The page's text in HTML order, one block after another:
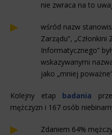
nie zwraca na to
wśród nazw
Zarządu”,
Informatycznego”
wskazywanymi
jako „mniej
Kolejny etap badania
mężczyzn i 167 osób
Zdaniem 64%